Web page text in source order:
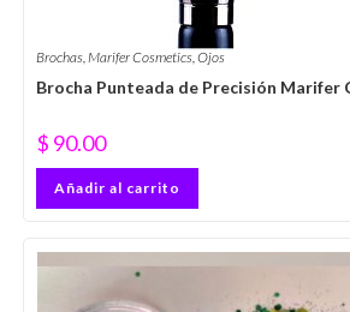
Brochas,Marifer Cosmetics,Ojos
Brocha Punteada de Precisión Marifer
$ 90.00
Añadir al carrito